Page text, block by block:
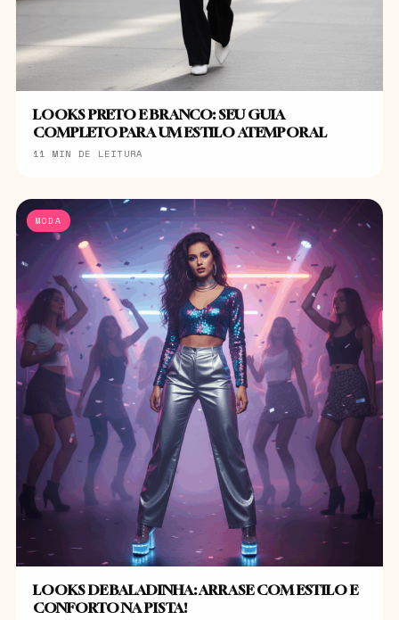
LOOKS PRETO E BRANCO: SEU GUIA
COMPLETO PARA UM ESTILO ATEMPORAL
11 MIN DE LEITURA
MODA
LOOKS DE BALADINHA: ARRASE COM ESTILO E
CONFORTO NA PISTA!